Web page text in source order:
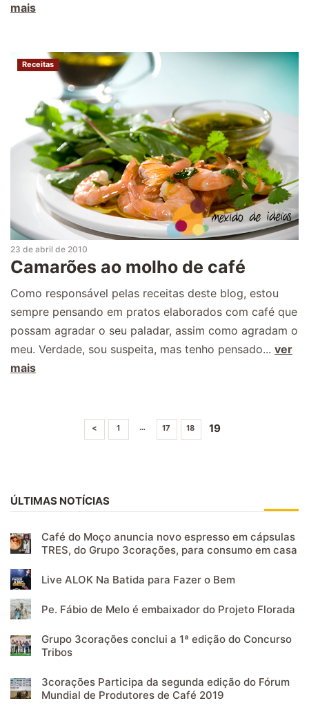
mais
Receitas
23 de abril de 2010
Camarões ao molho de café
Como responsável pelas receitas deste blog, estou
sempre pensando em pratos elaborados com café que
possam agradar o seu paladar, assim como agradam o
meu. Verdade, sou suspeita, mas tenho pensado... ver
mais
< 1 … 17 18 19
ÚLTIMAS NOTÍCIAS
Café do Moço anuncia novo espresso em cápsulas
TRES, do Grupo 3corações, para consumo em casa
Live ALOK Na Batida para Fazer o Bem
Pe. Fábio de Melo é embaixador do Projeto Florada
Grupo 3corações conclui a 1ª edição do Concurso
Tribos
3corações Participa da segunda edição do Fórum
Mundial de Produtores de Café 2019